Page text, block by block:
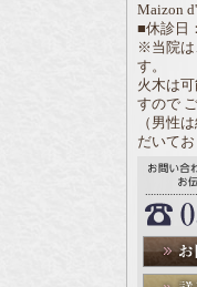
Maizon
■休診日
※当院は
す。
火木は
すので
（男性
だいてお